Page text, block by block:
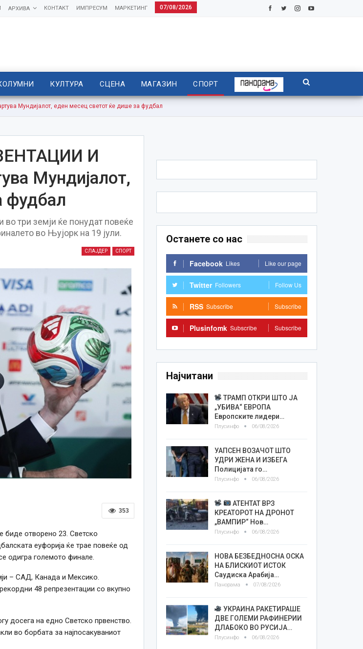
07/08/2026
МАРКЕТИНГ
ИМПРЕСУМ
КОНТАКТ
АРХИВА
КУЛТУРА СЦЕНА МАГАЗИН СПОРТ
Мундијалот, еден месец светот ќе дише за фудбал
И
Мундијалот,
фудбал
три земји ќе понудат повеќе
во Њујорк на 19 јули.
СЛАЈДЕР СПОРТ
353
биде отворено 23. Светско
еуфорија ќе трае повеќе од
одигра големото финале.
– САД, Канада и Мексико.
48 репрезентации со вкупно
досега на едно Светско првенство.
во борбата за најпосакуваниот
Останете со нас
Facebook Likes Like our page
Twitter Followers Follow Us
RSS Subscribe Subscribe
Plusinfomk Subscribe Subscribe
Најчитани
ТРАМП ОТКРИ ШТО ЈА
„УБИВА“ ЕВРОПА
Европските лидери…
Плусинфо 06/08/2026
УАПСЕН ВОЗАЧОТ ШТО
УДРИ ЖЕНА И ИЗБЕГА
Полицијата го…
Плусинфо 06/08/2026
АТЕНТАТ ВРЗ
КРЕАТОРОТ НА ДРОНОТ
„ВАМПИР“ Нов…
Плусинфо 06/08/2026
НОВА БЕЗБЕДНОСНА ОСКА
НА БЛИСКИОТ ИСТОК
Саудиска Арабија…
Панорама 07/08/2026
УКРАИНА РАКЕТИРАШЕ
ДВЕ ГОЛЕМИ РАФИНЕРИИ
ДЛАБОКО ВО РУСИЈА…
Плусинфо 06/08/2026